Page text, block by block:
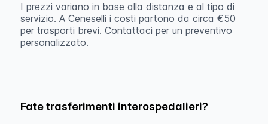
I prezzi variano in base alla distanza e al tipo di
servizio. A Ceneselli i costi partono da circa €50
per trasporti brevi. Contattaci per un preventivo
personalizzato.
Fate trasferimenti interospedalieri?